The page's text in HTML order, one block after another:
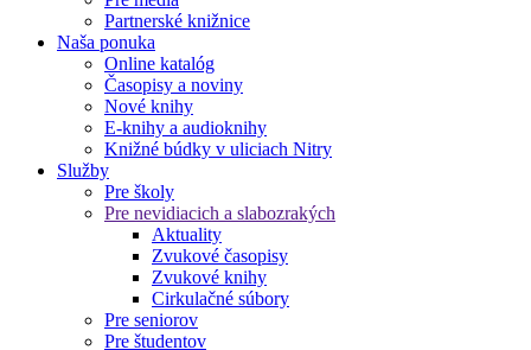
Partnerské knižnice
Naša ponuka
Online katalóg
Časopisy a noviny
Nové knihy
E-knihy a audioknihy
Knižné búdky v uliciach Nitry
Služby
Pre školy
Pre nevidiacich a slabozrakých
Aktuality
Zvukové časopisy
Zvukové knihy
Cirkulačné súbory
Pre seniorov
Pre študentov